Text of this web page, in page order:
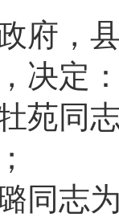
府，
定
同志
志为